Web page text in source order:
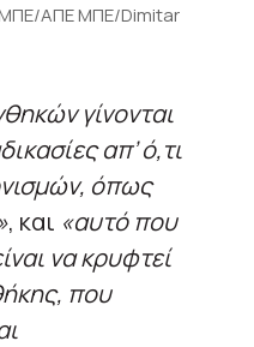
ΑΠΕ ΜΠΕ/Dimitar
γίνονται
απ’ ό,τι
όπως
, και «αυτό που
να κρυφτεί
που